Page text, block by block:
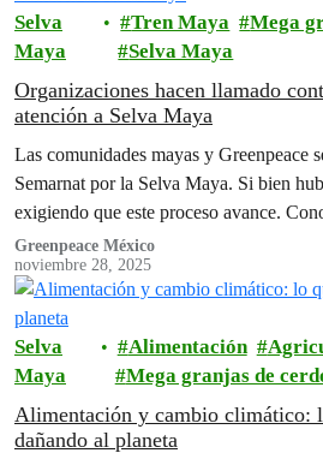
Selva
Maya
Tren Maya
Mega
Selva Maya
Organizaciones hacen llamado
atención a Selva Maya
Las comunidades mayas y Greenpeace
Semarnat por la Selva Maya. Si bien
exigiendo que este proceso avance.
Greenpeace México
noviembre 28, 2025
Selva
Maya
Alimentación
Mega granjas de
Alimentación y cambio climático:
dañando al planeta